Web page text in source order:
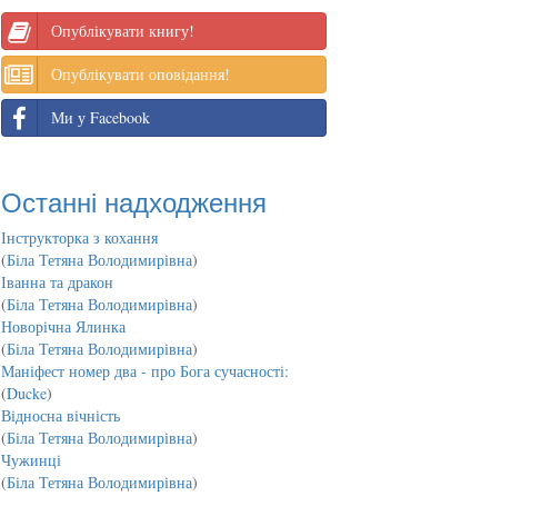
Опублікувати книгу!
Опублікувати оповідання!
Ми у Facebook
Останні надходження
Інструкторка з кохання
(Біла Тетяна Володимирівна)
Іванна та дракон
(Біла Тетяна Володимирівна)
Новорічна Ялинка
(Біла Тетяна Володимирівна)
Маніфест номер два - про Бога сучасності:
(Ducke)
Відносна вічність
(Біла Тетяна Володимирівна)
Чужинці
(Біла Тетяна Володимирівна)